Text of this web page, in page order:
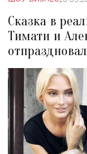
Сказка в
Тимати и